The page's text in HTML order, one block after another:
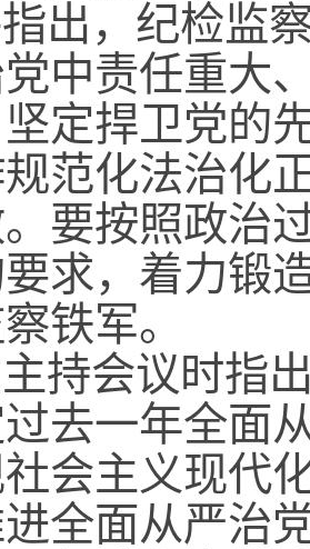
出，纪检监
中责任重大
定捍卫党的
范化法治化
要按照政治
求，着力锻
铁军。
持会议时指
去一年全面
会主义现代
全面从严治